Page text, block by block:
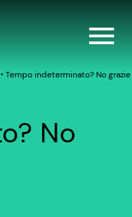
‣Tempo indeterminato? No grazie
No